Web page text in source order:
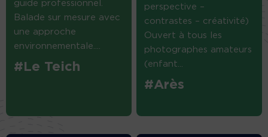
guide professionnel.
Balade sur mesure avec
une approche
environnementale....
#Le Teich
perspective –
contrastes – créativité)
Ouvert à tous les
photographes amateurs
(enfant...
#Arès